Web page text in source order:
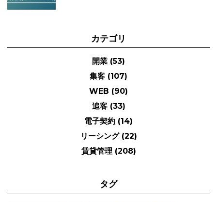
カテゴリ
開業 (53)
集客 (107)
WEB (90)
追客 (33)
電子契約 (14)
リーシング (22)
賃貸管理 (208)
タグ